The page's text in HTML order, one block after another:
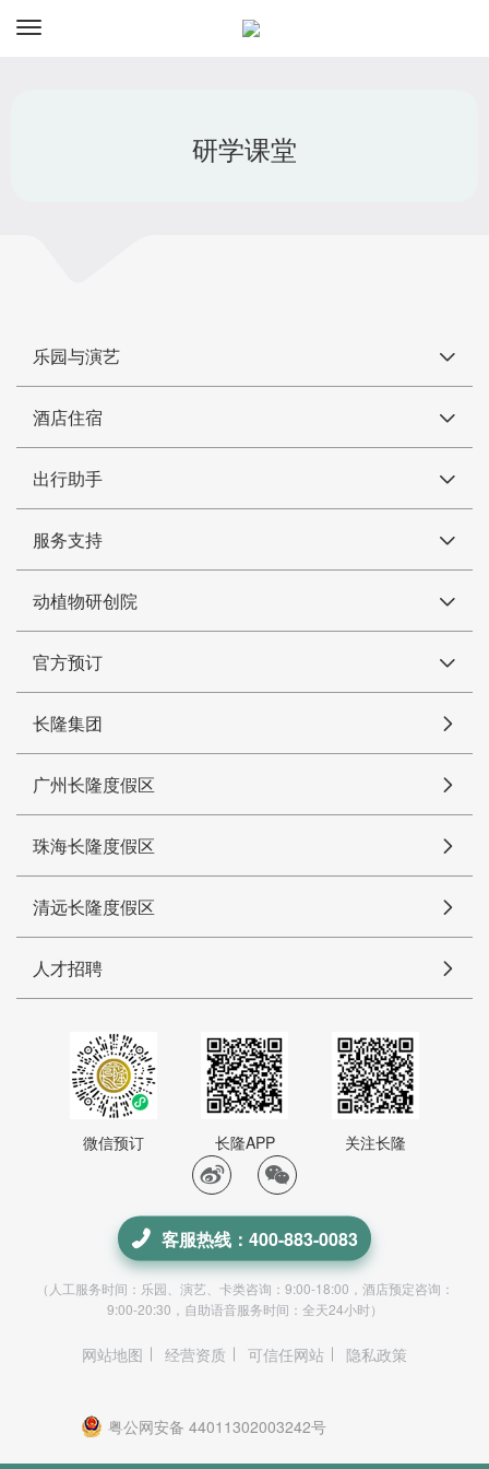
订
研学课堂
乐园与演艺
酒店住宿
出行助手
服务支持
动植物研创院
官方预订
长隆集团
广州长隆度假区
珠海长隆度假区
清远长隆度假区
人才招聘
微信预订 长隆APP 关注长隆
客服热线：400-883-0083
（人工服务时间：乐园、演艺、卡类咨询：9:00-18:00，酒店预定咨询：
9:00-20:30，自助语音服务时间：全天24小时）
网站地图 经营资质 可信任网站 隐私政策
粤公网安备 44011302003242号